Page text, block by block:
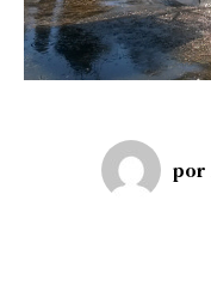
por